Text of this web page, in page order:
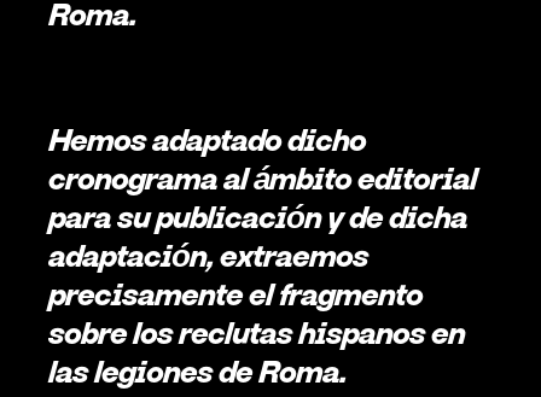
Roma.
Hemos adaptado dicho
cronograma al ámbito editorial
para su publicación y de dicha
adaptación, extraemos
precisamente el fragmento
sobre los reclutas hispanos en
las legiones de Roma.